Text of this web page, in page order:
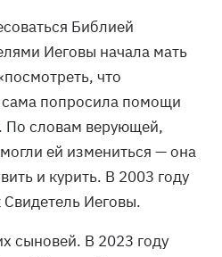
Библией
Иеговы начала мать
что
попросила помощи
По словам верующей,
ей измениться — она
и курить. В 2003 году
Свидетель Иеговы.
сыновей. В 2023 году